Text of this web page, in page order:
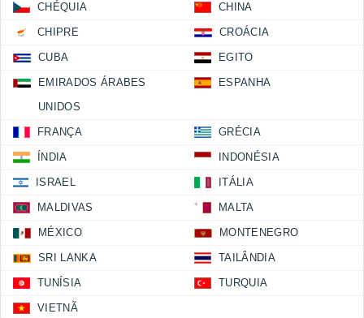
CHÉQUIA CHINA
CHIPRE CROÁCIA
CUBA EGITO
EMIRADOS ÁRABES
UNIDOS
ESPANHA
FRANÇA GRÉCIA
ÍNDIA INDONÉSIA
ISRAEL ITÁLIA
MALDIVAS MALTA
MÉXICO MONTENEGRO
SRI LANKA TAILÂNDIA
TUNÍSIA TURQUIA
VIETNÃ